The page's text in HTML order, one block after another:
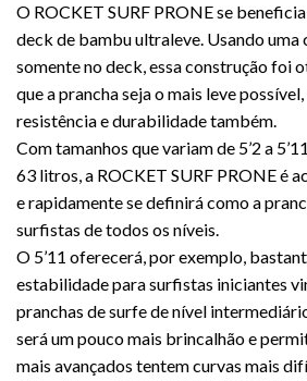
O ROCKET SURF PRONE se
deck de bambu ultraleve. Usando uma
somente no deck, essa construção foi
que a prancha seja o mais leve
resistência e durabilidade também.
Com tamanhos que variam de 5’2 a
63 litros, a ROCKET SURF PRONE é
e rapidamente se definirá como a
surfistas de todos os níveis.
O 5’11 oferecerá, por exemplo,
estabilidade para surfistas iniciantes
pranchas de surfe de nível
será um pouco mais brincalhão e
mais avançados tentem curvas mais